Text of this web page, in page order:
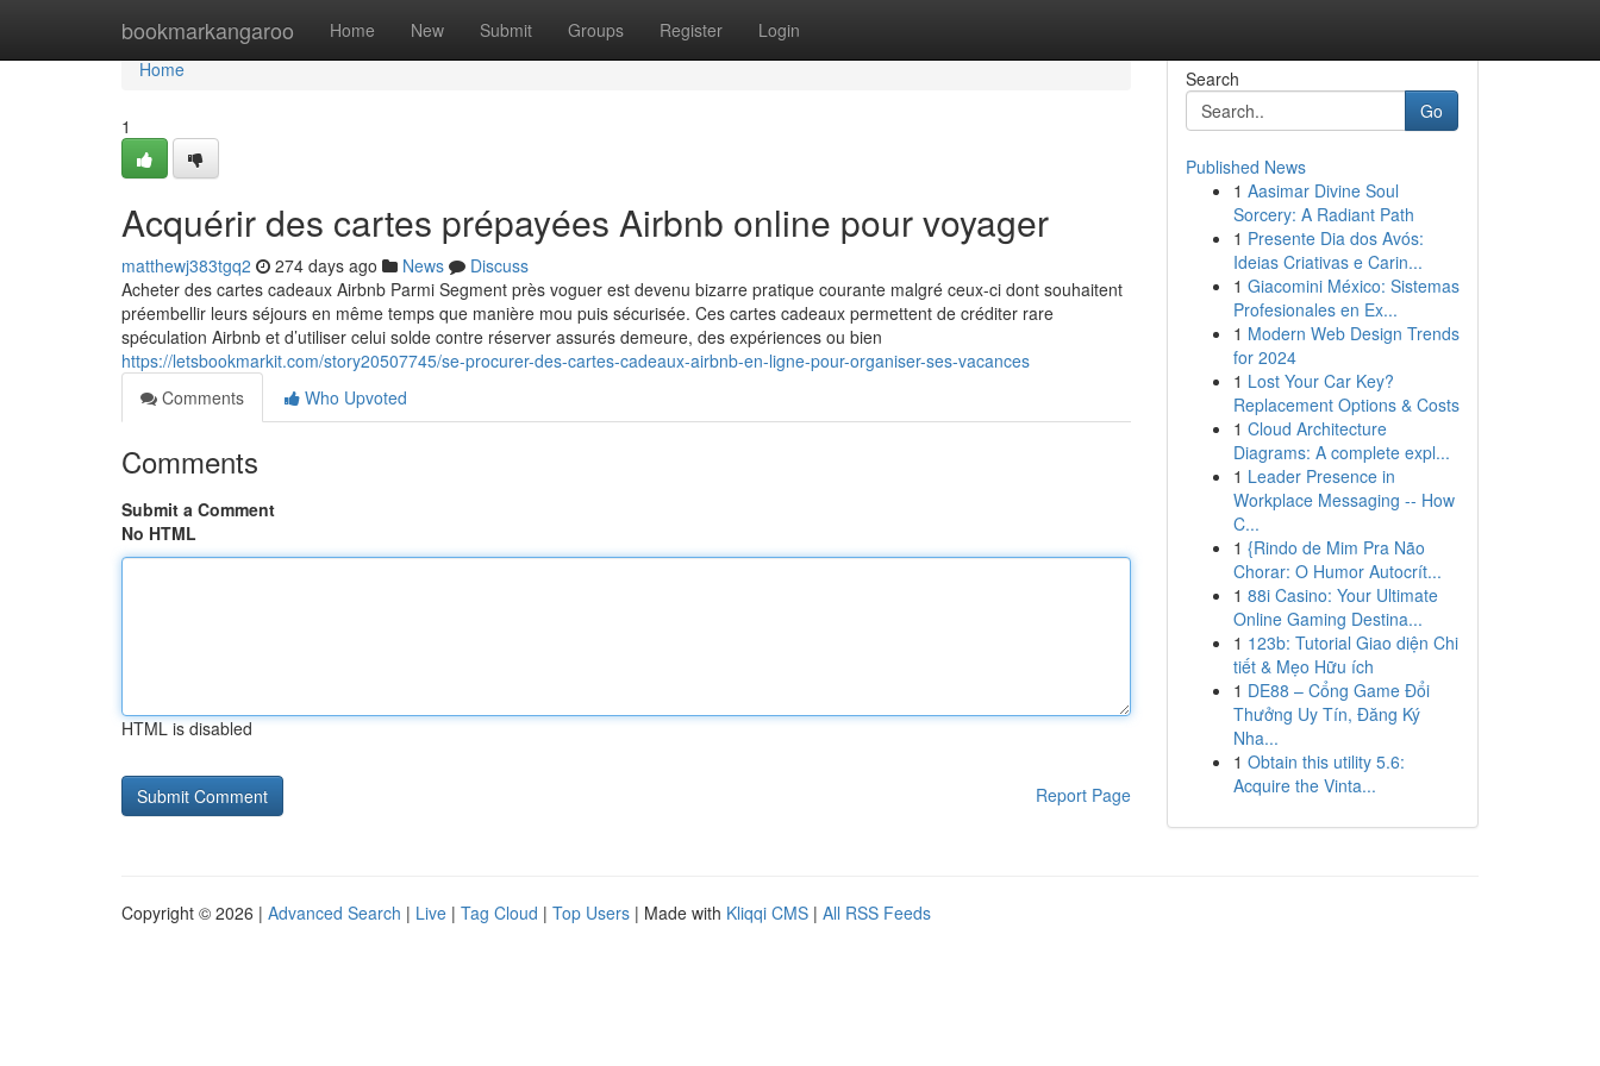
bookmarkangaroo Home New Submit Groups Register Login
Home
Home
1
Acquérir des cartes prépayées Airbnb online pour voyager
matthewj383tgq2 274 days ago News
Discuss
Acheter des cartes cadeaux Airbnb Parmi Segment près voguer est devenu bizarre pratique courante malgré ceux-ci dont souhaitent
préembellir leurs séjours en même temps que manière mou puis sécurisée. Ces cartes cadeaux permettent de créditer rare
spéculation Airbnb et d’utiliser celui solde contre réserver assurés demeure, des expériences ou bien
https://letsbookmarkit.com/story20507745/se-procurer-des-cartes-cadeaux-airbnb-en-ligne-pour-organiser-ses-vacances
Comments
Who Upvoted
Comments
Submit a Comment
No HTML
HTML is disabled
Report Page
Search
Go
Published News
1 Aasimar Divine Soul
Sorcery: A Radiant Path
1 Presente Dia dos Avós:
Ideias Criativas e Carin...
1 Giacomini México: Sistemas
Profesionales en Ex...
1 Modern Web Design Trends
for 2024
1 Lost Your Car Key?
Replacement Options & Costs
1 Cloud Architecture
Diagrams: A complete expl...
1 Leader Presence in
Workplace Messaging -- How
C...
1 {Rindo de Mim Pra Não
Chorar: O Humor Autocrít...
1 88i Casino: Your Ultimate
Online Gaming Destina...
1 123b: Tutorial Giao diện Chi
tiết & Mẹo Hữu ích
1 DE88 – Cổng Game Đổi
Thưởng Uy Tín, Đăng Ký
Nha...
1 Obtain this utility 5.6:
Acquire the Vinta...
Copyright © 2026 | Advanced Search | Live | Tag Cloud | Top Users | Made with Kliqqi CMS | All RSS Feeds